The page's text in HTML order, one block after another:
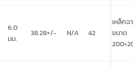
6.0
มม.
38.28+/- N/A 42
เหล็กฉ
ขนาด